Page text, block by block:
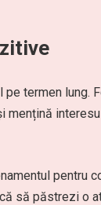
termen lung.
mențină
pentru
să păstrezi o